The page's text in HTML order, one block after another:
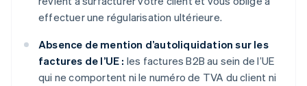
effectuer une régularisation ultérieure.
Absence de mention d’autoliquidation sur les
factures de l’UE : les factures B2B au sein de l’UE
qui ne comportent ni le numéro de TVA du client ni